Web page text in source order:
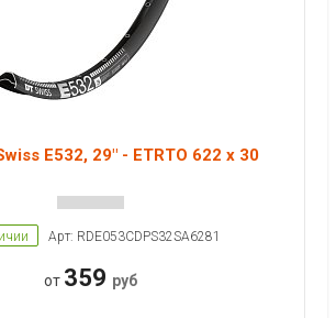
E532, 29" - ETRTO 622 x 30
Арт: RDE053CDPS32SA6281
от 359 руб